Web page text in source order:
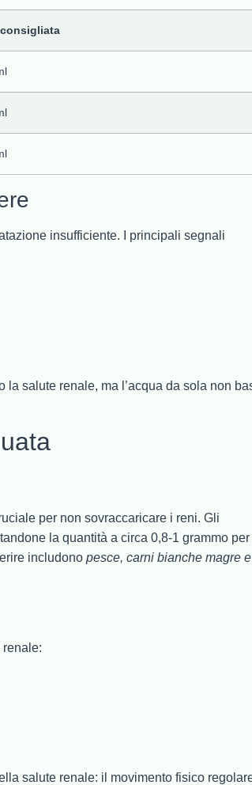
insufficiente. I principali segnali
salute renale, ma l’acqua da sola non
per non sovraccaricare i reni. Gli
la quantità a circa 0,8-1 grammo per
includono pesce, carni bianche magre e
salute renale: il movimento fisico